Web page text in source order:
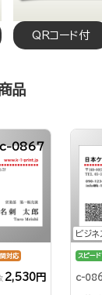
QRコード付
品
0867
対応
2,530円
ビジネ
スピー
c-